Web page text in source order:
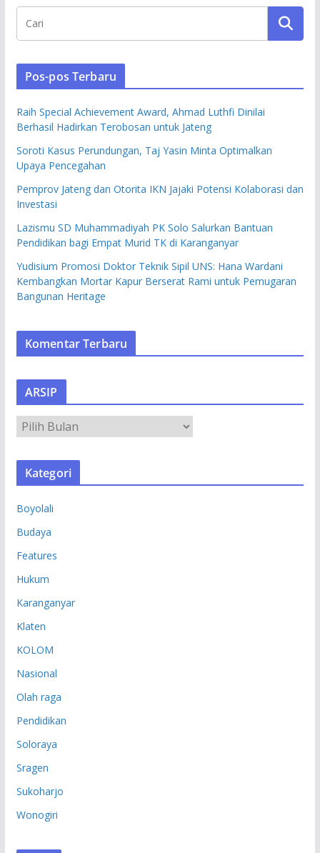
Pos-pos Terbaru
Raih Special Achievement Award, Ahmad Luthfi Dinilai
Berhasil Hadirkan Terobosan untuk Jateng
Soroti Kasus Perundungan, Taj Yasin Minta Optimalkan
Upaya Pencegahan
Pemprov Jateng dan Otorita IKN Jajaki Potensi Kolaborasi dan
Investasi
Lazismu SD Muhammadiyah PK Solo Salurkan Bantuan
Pendidikan bagi Empat Murid TK di Karanganyar
Yudisium Promosi Doktor Teknik Sipil UNS: Hana Wardani
Kembangkan Mortar Kapur Berserat Rami untuk Pemugaran
Bangunan Heritage
Komentar Terbaru
ARSIP
R
S
Kategori
Boyolali
Budaya
Features
Hukum
Karanganyar
Klaten
KOLOM
Nasional
Olah raga
Pendidikan
Soloraya
Sragen
Sukoharjo
Wonogiri